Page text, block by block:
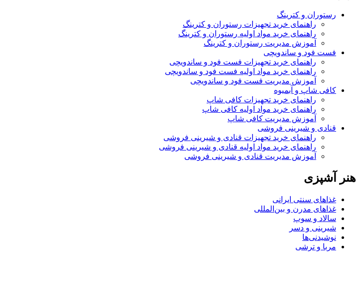
رستوران و کترینگ
راهنمای خرید تجهیزات رستوران و کترینگ
راهنمای خرید مواد اولیه رستوران و کترینگ
آموزش مدیریت رستوران و کترینگ
فست فود و ساندویچی
راهنمای خرید تجهیزات فست فود و ساندویچی
راهنمای خرید مواد اولیه فست فود و ساندویچی
آموزش مدیریت فست فود و ساندویچی
کافی شاپ و آبمیوه
راهنمای خرید تجهیزات کافی شاپ
راهنمای خرید مواد اولیه کافی‌ شاپ‌
آموزش مدیریت کافی شاپ
قنادی و شیرینی فروشی
راهنمای خرید تجهیزات قنادی و شیرینی فروشی
راهنمای خرید مواد اولیه قنادی و شیرینی فروشی
آموزش مدیریت قنادی و شیرینی فروشی
هنر آشپزی
غذاهای سنتی ایرانی
غذاهای مدرن و بین‌المللی
سالاد و سوپ
شیرینی و دسر
نوشیدنی‌ها
مربا و ترشی